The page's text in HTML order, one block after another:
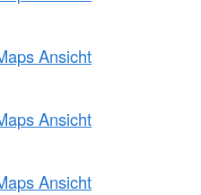
Ansicht
Ansicht
Ansicht